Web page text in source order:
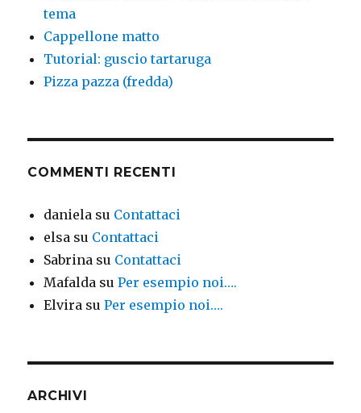
tema
Cappellone matto
Tutorial: guscio tartaruga
Pizza pazza (fredda)
COMMENTI RECENTI
daniela su Contattaci
elsa su Contattaci
Sabrina su Contattaci
Mafalda suPer esempio noi….
Elvira suPer esempio noi….
ARCHIVI